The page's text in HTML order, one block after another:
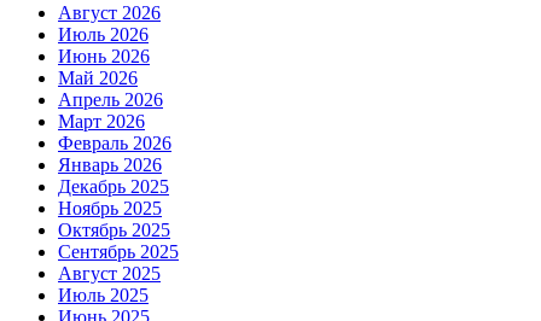
Август 2026
Июль 2026
Июнь 2026
Май 2026
Апрель 2026
Март 2026
Февраль 2026
Январь 2026
Декабрь 2025
Ноябрь 2025
Октябрь 2025
Сентябрь 2025
Август 2025
Июль 2025
Июнь 2025